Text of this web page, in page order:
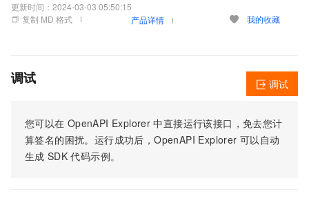
更新时间： 2024-03-03 05:50:15
复制 MD 格式
产品详情 我的收藏
调试
您可以在 OpenAPI Explorer 中直接运行该接口，免去您计
算签名的困扰。运行成功后，OpenAPI Explorer 可以自动
生成 SDK 代码示例。
调试